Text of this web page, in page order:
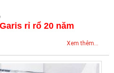
rỉ rổ 20 năm
Xem thêm...